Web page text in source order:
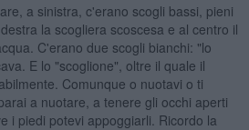
a sinistra, c'erano scogli bassi, pieni
la scogliera scoscesa e al centro il
C'erano due scogli bianchi: "lo
E lo "scoglione", oltre il quale il
Comunque o nuotavi o ti
a nuotare, a tenere gli occhi aperti
i piedi potevi appoggiarli. Ricordo la